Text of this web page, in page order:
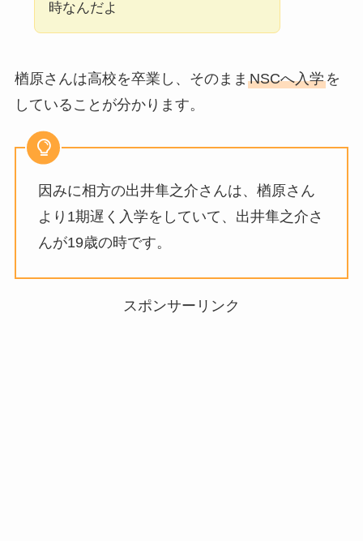
時なんだよ
楢原さんは高校を卒業し、そのまま NSCへ入学を
していることが分かります。
因みに相方の出井隼之介さんは、楢原さん
より1期遅く入学をしていて、出井隼之介さ
んが19歳の時です。
スポンサーリンク